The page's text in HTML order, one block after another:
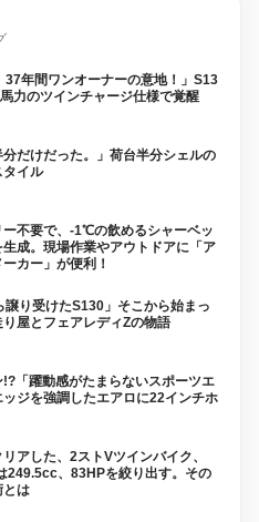
37年間ワンオーナーの意地！」S13
力のツインチャージ仕様で覚醒
分だけだった。」荷台半分シェルの
タイル
ー不要で、-1℃の飲めるシャーベッ
生成。現場作業やアウトドアに「ア
カー」が便利！
譲り受けたS130」そこから始まっ
屋とフェアレディZの物語
!?「躍動感がたまらないスポーツエ
ジを強調したエアロに22インチホ
アした、2ストVツインバイク、
249.5cc、83HPを絞り出す。その
とは